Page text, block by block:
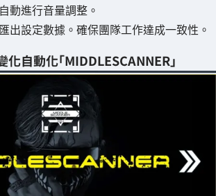
動進行音量調整。
出設定數據。確保團隊工作達成一致性。
自動化「MIDDLESCANNER」